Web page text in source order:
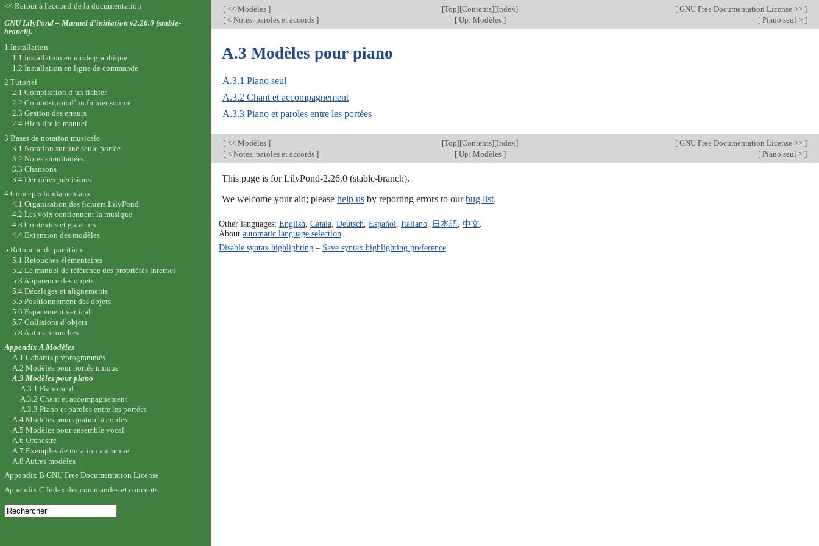
[ << Modèles ] [Top][Contents][Index] [ GNU Free Documentation License >> ]
[ < Notes, paroles et accords ] [Up: Modèles ] [ Piano seul > ]
A.3 Modèles pour piano
A.3.1 Piano seul
A.3.2 Chant et accompagnement
A.3.3 Piano et paroles entre les portées
[ << Modèles ] [Top][Contents][Index] [ GNU Free Documentation License >> ]
[ < Notes, paroles et accords ] [Up: Modèles ] [ Piano seul > ]
This page is for LilyPond-2.26.0 (stable-branch).
We welcome your aid; please help us by reporting errors to ourbug list.
Other languages: English Català, Deutsch Español Italiano, 日本語, 中文
About automatic language selection
Disable syntax highlighting– Save syntax highlighting preference
<< Retour à l'accueil de la documentation
GNU LilyPond – Manuel d’initiation v2.26.0 (stable-
branch).
1 Installation
1.1 Installation en mode graphique
1.2 Installation en ligne de commande
2 Tutoriel
2.1 Compilation d’un fichier
2.2 Composition d’un fichier source
2.3 Gestion des erreurs
2.4 Bien lire le manuel
3 Bases de notation musicale
3.1 Notation sur une seule portée
3.2 Notes simultanées
3.3 Chansons
3.4 Dernières précisions
4 Concepts fondamentaux
4.1 Organisation des fichiers LilyPond
4.2 Les voix contiennent la musique
4.3 Contextes et graveurs
4.4 Extension des modèles
5 Retouche de partition
5.1 Retouches élémentaires
5.2 Le manuel de référence des propriétés internes
5.3 Apparence des objets
5.4 Décalages et alignements
5.5 Positionnement des objets
5.6 Espacement vertical
5.7 Collisions d’objets
5.8 Autres retouches
Appendix A Modèles
A.1 Gabarits préprogrammés
A.2 Modèles pour portée unique
A.3 Modèles pour piano
A.3.1 Piano seul
A.3.2 Chant et accompagnement
A.3.3 Piano et paroles entre les portées
A.4 Modèles pour quatuor à cordes
A.5 Modèles pour ensemble vocal
A.6 Orchestre
A.7 Exemples de notation ancienne
A.8 Autres modèles
Appendix B GNU Free Documentation License
Appendix C Index des commandes et concepts